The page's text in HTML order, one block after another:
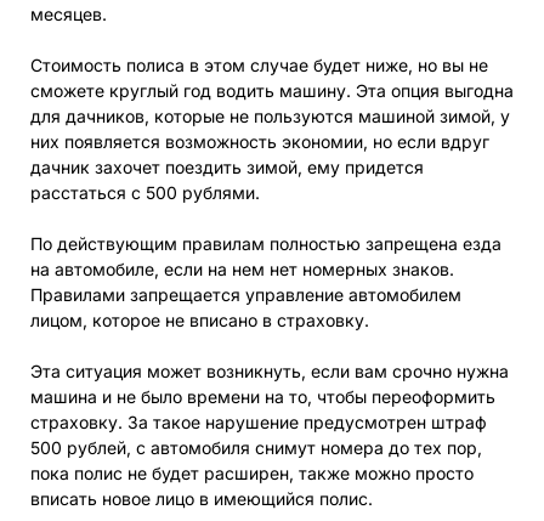
месяцев.
Стоимость полиса в этом случае будет ниже, но вы не
сможете круглый год водить машину. Эта опция выгодна
для дачников, которые не пользуются машиной зимой, у
них появляется возможность экономии, но если вдруг
дачник захочет поездить зимой, ему придется
расстаться с 500 рублями.
По действующим правилам полностью запрещена езда
на автомобиле, если на нем нет номерных знаков.
Правилами запрещается управление автомобилем
лицом, которое не вписано в страховку.
Эта ситуация может возникнуть, если вам срочно нужна
машина и не было времени на то, чтобы переоформить
страховку. За такое нарушение предусмотрен штраф
500 рублей, с автомобиля снимут номера до тех пор,
пока полис не будет расширен, также можно просто
вписать новое лицо в имеющийся полис.